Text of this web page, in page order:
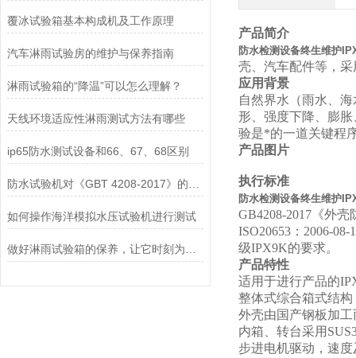
覆冰试验箱基本构成机及工作原理
汽车淋雨试验房的维护与保养指南
淋雨试验箱的“降温”可以怎么理解？
天线环境适应性淋雨测试方法有哪些
ip65防水测试设备和66、67、68区别
如何操作海洋模拟水压试验机进行测试
产品简介
防水检测设备终生维护
壳、汽车配件等，
应用背景
自然界水（雨水、
形、强度下降、膨
验是*的一道关键程
产品图片
执行标准
防水检测设备终生维护
GB4208-2017《外
ISO20653：2006-
级IPX9K的要求。
产品特性
适用于进行产品的
整体式综合箱式结构
外壳由国产钢板加
内箱、转台采用
步进电机驱动，速